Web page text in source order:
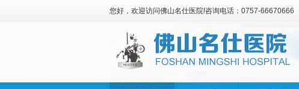
您好，欢迎访问佛山名仕医院!咨询电话：0757-66670666